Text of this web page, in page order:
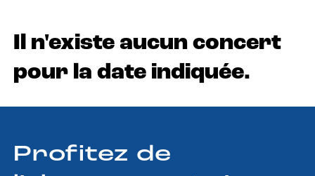
Il n'existe aucun concert
pour la date indiquée.
Profitez de